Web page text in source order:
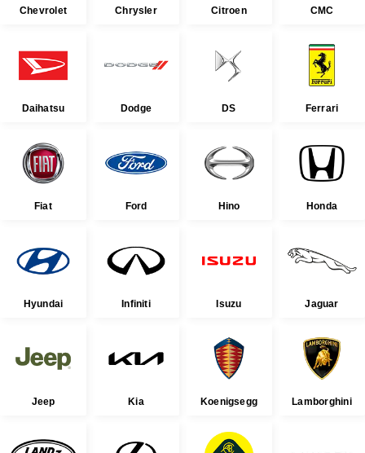
Chevrolet Chrysler Citroen CMC
Daihatsu Dodge DS Ferrari
Fiat Ford Hino Honda
Hyundai Infiniti Isuzu Jaguar
Jeep Kia Koenigsegg Lamborghini